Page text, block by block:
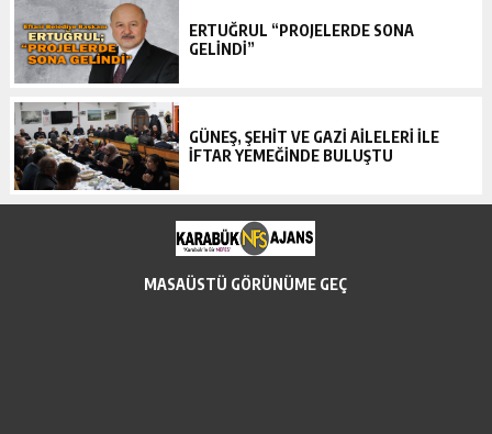
ERTUĞRUL “PROJELERDE SONA
GELİNDİ”
GÜNEŞ, ŞEHİT VE GAZİ AİLELERİ İLE
İFTAR YEMEĞİNDE BULUŞTU
MASAÜSTÜ GÖRÜNÜME GEÇ